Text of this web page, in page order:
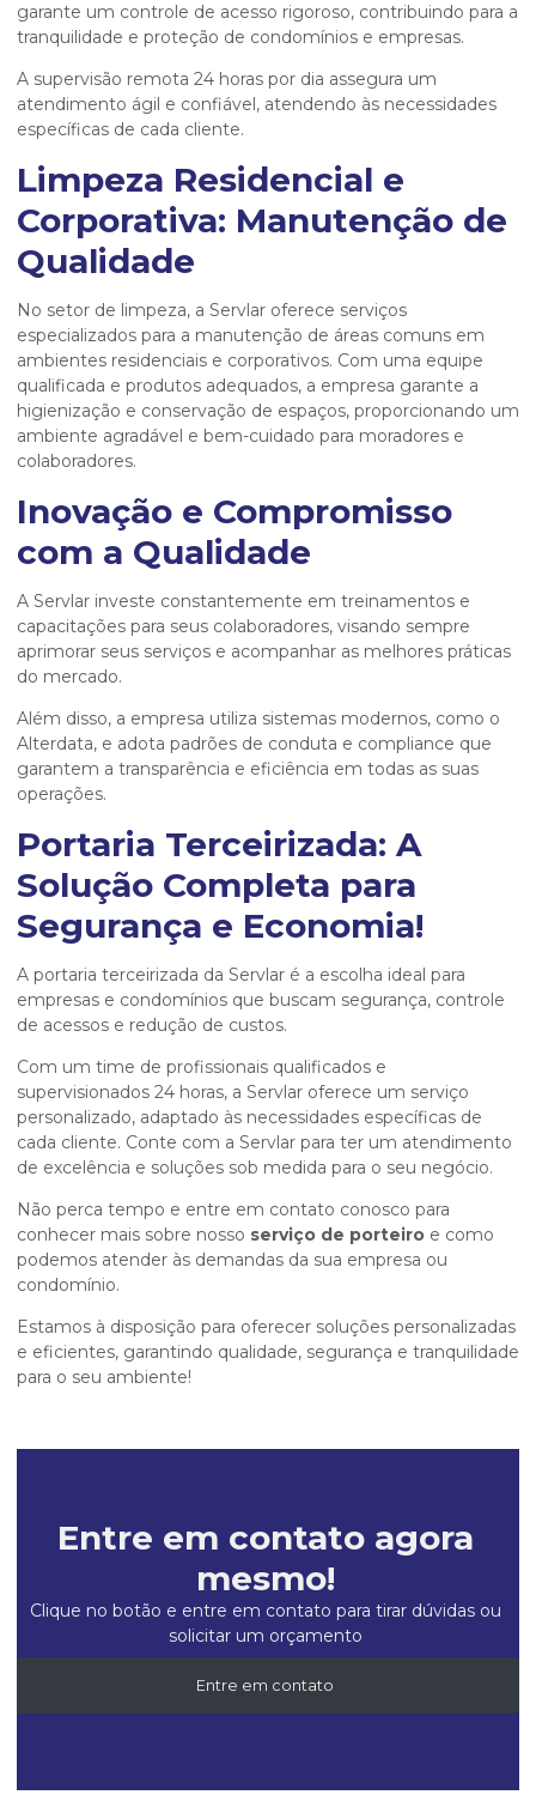
garante um controle de acesso rigoroso, contribuindo para a
tranquilidade e proteção de condomínios e empresas.
A supervisão remota 24 horas por dia assegura um
atendimento ágil e confiável, atendendo às necessidades
específicas de cada cliente.
Limpeza Residencial e
Corporativa: Manutenção de
Qualidade
No setor de limpeza, a Servlar oferece serviços
especializados para a manutenção de áreas comuns em
ambientes residenciais e corporativos. Com uma equipe
qualificada e produtos adequados, a empresa garante a
higienização e conservação de espaços, proporcionando um
ambiente agradável e bem-cuidado para moradores e
colaboradores.
Inovação e Compromisso
com a Qualidade
A Servlar investe constantemente em treinamentos e
capacitações para seus colaboradores, visando sempre
aprimorar seus serviços e acompanhar as melhores práticas
do mercado.
Além disso, a empresa utiliza sistemas modernos, como o
Alterdata, e adota padrões de conduta e compliance que
garantem a transparência e eficiência em todas as suas
operações.
Portaria Terceirizada: A
Solução Completa para
Segurança e Economia!
A portaria terceirizada da Servlar é a escolha ideal para
empresas e condomínios que buscam segurança, controle
de acessos e redução de custos.
Com um time de profissionais qualificados e
supervisionados 24 horas, a Servlar oferece um serviço
personalizado, adaptado às necessidades específicas de
cada cliente. Conte com a Servlar para ter um atendimento
de excelência e soluções sob medida para o seu negócio.
Não perca tempo e entre em contato conosco para
conhecer mais sobre nosso serviço de porteiro e como
podemos atender às demandas da sua empresa ou
condomínio.
Estamos à disposição para oferecer soluções personalizadas
e eficientes, garantindo qualidade, segurança e tranquilidade
para o seu ambiente!
Entre em contato agora
mesmo!
Clique no botão e entre em contato para tirar dúvidas ou
solicitar um orçamento
Entre em contato